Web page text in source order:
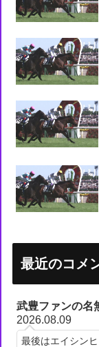
最近のコメ
武豊ファンの名
2026.08.09
最後はエイシン